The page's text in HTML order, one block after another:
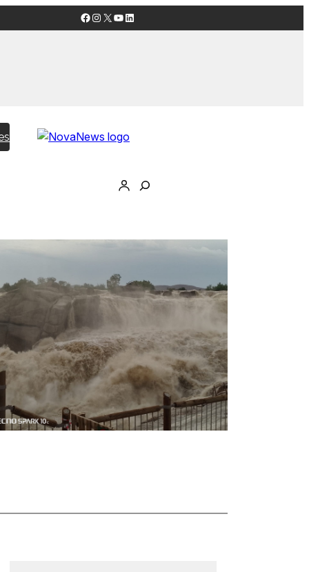
Facebook
Instagram
X YouTube
LinkedIn